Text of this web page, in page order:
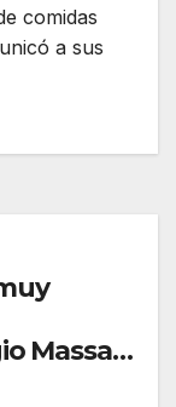
comidas
a sus
Massa y